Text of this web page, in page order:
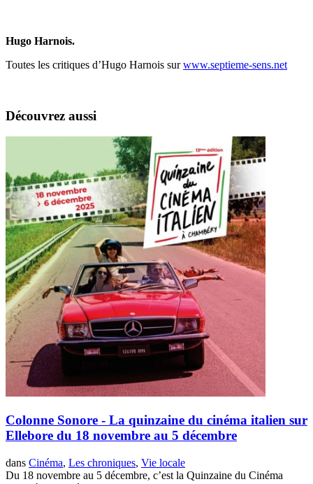
Hugo Harnois.
Toutes les critiques d’Hugo Harnois surwww.septieme-sens.net
Découvrez aussi
Colonne Sonore - La quinzaine du cinéma italien sur
Ellebore du 18 novembre au 5 décembre
dans Cinéma, Les chroniques, Vie locale
Du 18 novembre au 5 décembre, c’est la Quinzaine du Cinéma